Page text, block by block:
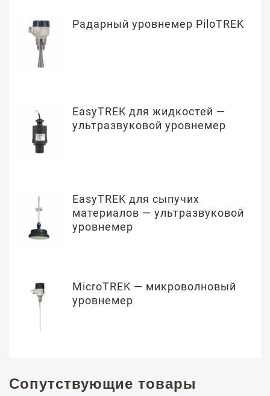
Радарный уровнемер PiloTREK
EasyTREK для жидкостей —
ультразвуковой уровнемер
EasyTREK для сыпучих
материалов — ультразвуковой
уровнемер
MicroTREK — микроволновый
уровнемер
Сопутствующие товары